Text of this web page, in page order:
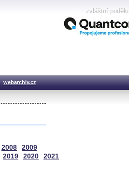
zvláštní
webarchiv.cz
2008
2009
2019 2020
2021